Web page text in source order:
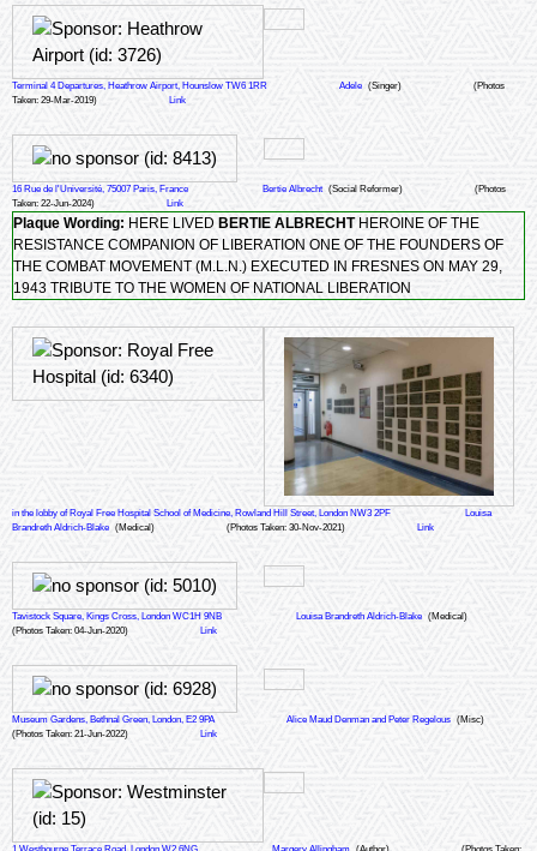
Terminal 4 Departures, Heathrow Airport, Hounslow TW6 1RR Adele (Singer)
(Photos
Taken: 29-Mar-2019)
Link
16 Rue de l'Université, 75007 Paris, France Bertie Albrecht (Social Reformer)
(Photos
Taken: 22-Jun-2024)
Link
Plaque Wording: HERE LIVED BERTIE ALBRECHTHEROINE OF THE
RESISTANCE COMPANION OF LIBERATION ONE OF THE FOUNDERS OF
THE COMBAT MOVEMENT (M.L.N.) EXECUTED IN FRESNES ON MAY 29,
1943 TRIBUTE TO THE WOMEN OF NATIONAL LIBERATION
in the lobby of Royal Free Hospital School of Medicine, Rowland Hill Street, London NW3 2PF
Louisa
Brandreth Aldrich-Blake (Medical) (Photos Taken: 30-Nov-2021) Link
Tavistock Square, Kings Cross, London WC1H 9NB Louisa Brandreth Aldrich-Blake (Medical)
(Photos Taken: 04-Jun-2020)
Link
Museum Gardens, Bethnal Green, London, E2 9PA Alice Maud Denman and Peter Regelous (Misc)
(Photos Taken: 21-Jun-2022)
Link
1 Westbourne Terrace Road, London W2 6NG Margery Allingham (Author)
(Photos Taken: